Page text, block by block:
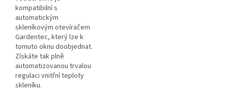
kompatibilní s
automatickým
skleníkovým otevíračem
Gardentec, který lze k
tomuto oknu doobjednat.
Získáte tak plně
automatizovanou trvalou
regulaci vnitřní teploty
skleníku.